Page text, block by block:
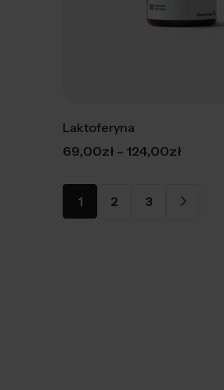
Laktoferyna
69,00zł – 124,00zł
1 2 3